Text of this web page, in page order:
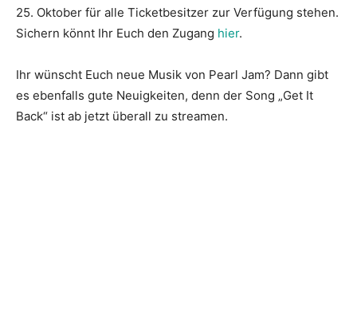
25. Oktober für alle Ticketbesitzer zur Verfügung stehen.
Sichern könnt Ihr Euch den Zugang hier.
Ihr wünscht Euch neue Musik von Pearl Jam? Dann gibt
es ebenfalls gute Neuigkeiten, denn der Song „Get It
Back“ ist ab jetzt überall zu streamen.